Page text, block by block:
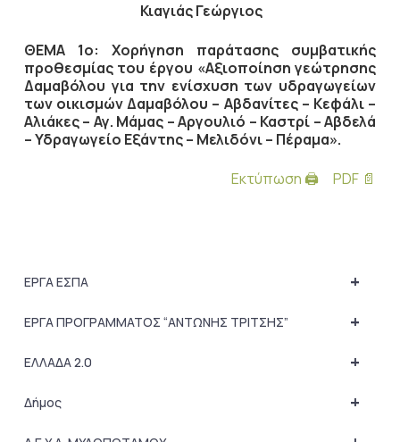
Κιαγιάς Γεώργιος
ΘΕΜΑ 1ο: Xορήγηση παράτασης συμβατικής
προθεσμίας του έργου «Αξιοποίηση γεώτρησης
Δαμαβόλου για την ενίσχυση των υδραγωγείων
των οικισμών Δαμαβόλου – Αβδανίτες – Κεφάλι –
Αλιάκες – Αγ. Μάμας – Αργουλιό – Καστρί – Αβδελά
– Υδραγωγείο Εξάντης – Μελιδόνι – Πέραμα».
Εκτύπωση 🖨
PDF 📄
+
ΕΡΓΑ ΕΣΠΑ
+
ΕΡΓΑ ΠΡΟΓΡΑΜΜΑΤΟΣ “ΑΝΤΩΝΗΣ ΤΡΙΤΣΗΣ”
+
ΕΛΛΑΔΑ 2.0
+
Δήμος